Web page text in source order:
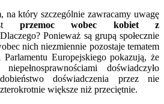
na który szczególnie zawracamy uwagę
przemoc wobec kobiet z
Ponieważ są grupą społecznie
nich niezmiennie pozostaje tematem
Parlamentu Europejskiego pokazują, że
doświadczyło
doświadczenia przez nie
większe niż przeciętnie.